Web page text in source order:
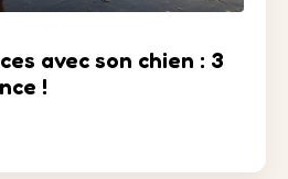
avec son chien : 3
!